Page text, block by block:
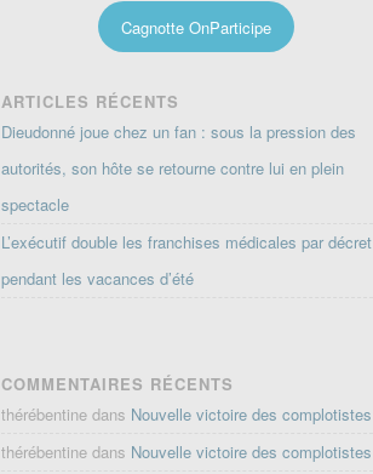
Cagnotte OnParticipe
ARTICLES RÉCENTS
Dieudonné joue chez un fan : sous la pression des
autorités, son hôte se retourne contre lui en plein
spectacle
L’exécutif double les franchises médicales par décret
pendant les vacances d’été
COMMENTAIRES RÉCENTS
thérébentine dans Nouvelle victoire des complotistes
thérébentine dans Nouvelle victoire des complotistes